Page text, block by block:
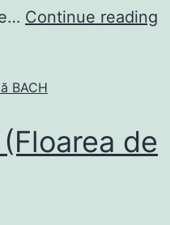
Continue reading
BACH
de